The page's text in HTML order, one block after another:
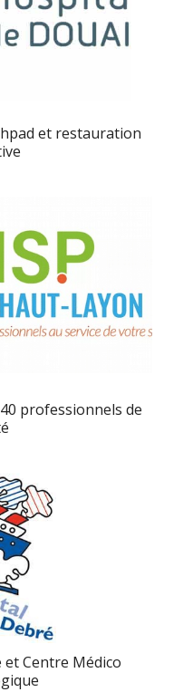
et restauration
professionnels de
Centre Médico